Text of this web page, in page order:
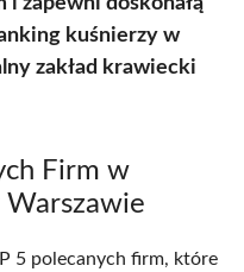
kuśnierzy w
zakład krawiecki
Firm w
Warszawie
5 polecanych firm, które